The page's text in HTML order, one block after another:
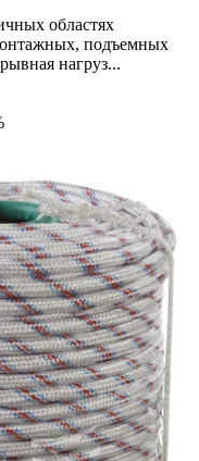
областях
подъемных
нагруз...